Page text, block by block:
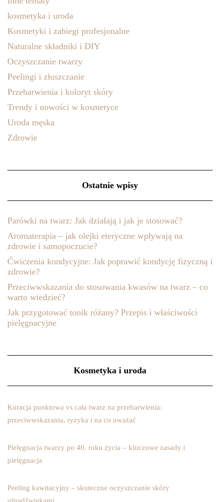
kosmetyka i uroda
Kosmetyki i zabiegi profesjonalne
Naturalne składniki i DIY
Oczyszczanie twarzy
Peelingi i złuszczanie
Przebarwienia i koloryt skóry
Trendy i nowości w kosmetyce
Uroda męska
Zdrowie
Ostatnie wpisy
Parówki na twarz: Jak działają i jak je stosować?
Aromaterapia – jak olejki eteryczne wpływają na
zdrowie i samopoczucie?
Ćwiczenia kondycyjne: Jak poprawić kondycję fizyczną i
zdrowie?
Przeciwwskazania do stosowania kwasów na twarz – co
warto wiedzieć?
Jak przygotować tonik różany? Przepis i właściwości
pielęgnacyjne
Kosmetyka i uroda
Kuracja punktowa vs cała twarz na przebarwienia:
przeciwwskazania, ryzyka i na co uważać
Pielęgnacja twarzy po 40. roku życia – kluczowe zasady i
pielęgnacja
Peeling kawitacyjny – skuteczne oczyszczanie skóry
ultradźwiękami